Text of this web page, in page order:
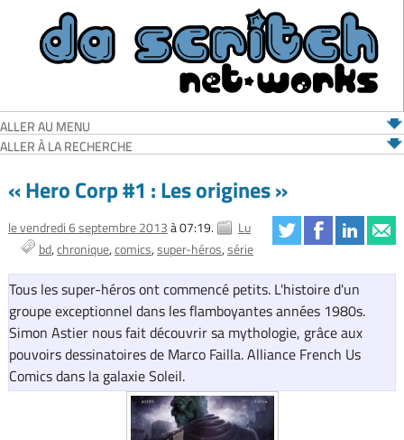
ALLER AU MENU
ALLER À LA RECHERCHE
« Hero Corp #1 : Les origines »
le vendredi 6 septembre 2013à 07:19.
Lu
bd chronique comics super-héros série
Tous les super-héros ont commencé petits. L'histoire d'un
groupe exceptionnel dans les flamboyantes années 1980s.
Simon Astier nous fait découvrir sa mythologie, grâce aux
pouvoirs dessinatoires de Marco Failla. Alliance French Us
Comics dans la galaxie Soleil.